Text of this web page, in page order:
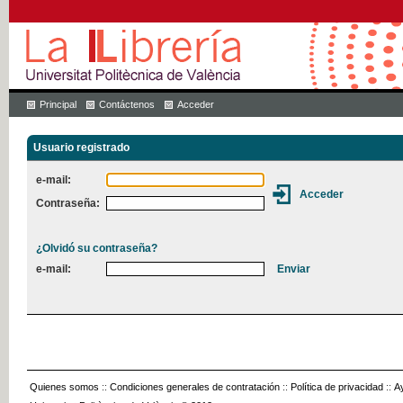
Principal Contáctenos Acceder
Usuario registrado
e-mail:
Contraseña:
¿Olvidó su contraseña?
e-mail:
Quienes somos :: Condiciones generales de contratación :: Política de privacidad ::